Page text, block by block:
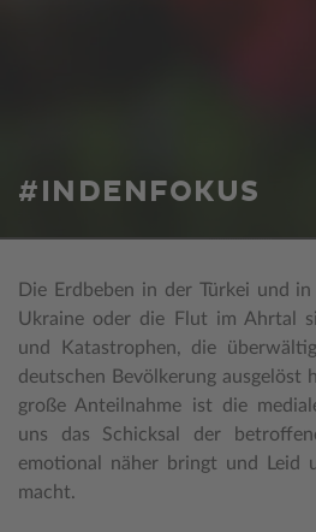
#INDENFOKUS
Die Erdbeben in der Türkei und
Ukraine oder die Flut im Ahrtal
und Katastrophen, die
deutschen Bevölkerung ausgelöst
große Anteilnahme ist die
uns das Schicksal der
emotional näher bringt und Leid
macht.